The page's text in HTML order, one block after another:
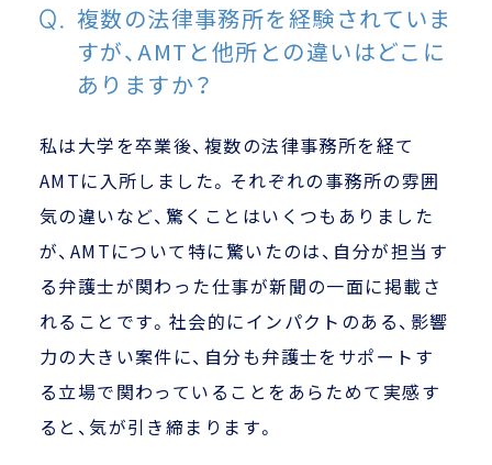
複数の法律事務所を経験されていま
すが、AMTと他所との違いはどこに
ありますか？
私は大学を卒業後、複数の法律事務所を経て
AMTに入所しました。それぞれの事務所の雰囲
気の違いなど、驚くことはいくつもありました
が、AMTについて特に驚いたのは、自分が担当す
る弁護士が関わった仕事が新聞の一面に掲載さ
れることです。社会的にインパクトのある、影響
力の大きい案件に、自分も弁護士をサポートす
る立場で関わっていることをあらためて実感す
ると、気が引き締まります。